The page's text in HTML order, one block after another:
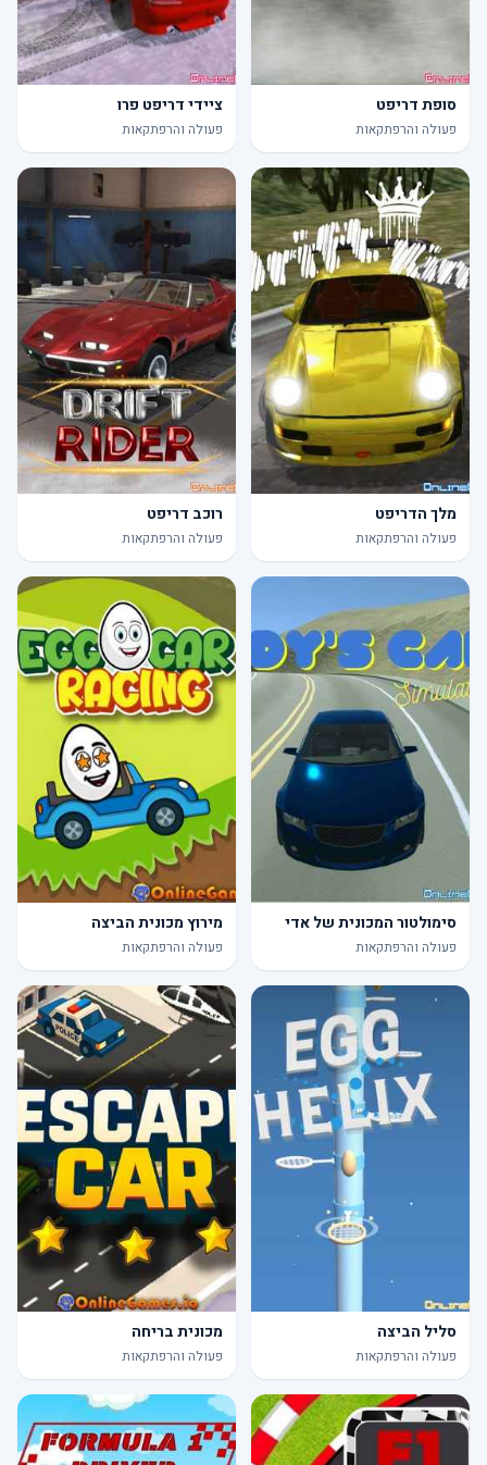
סופת דריפט
פעולה והרפתקאות
ציידי דריפט פרו
פעולה והרפתקאות
מלך הדריפט
פעולה והרפתקאות
רוכב דריפט
פעולה והרפתקאות
סימולטור המכונית של אדי
פעולה והרפתקאות
מירוץ מכונית הביצה
פעולה והרפתקאות
סליל הביצה
פעולה והרפתקאות
מכונית בריחה
פעולה והרפתקאות